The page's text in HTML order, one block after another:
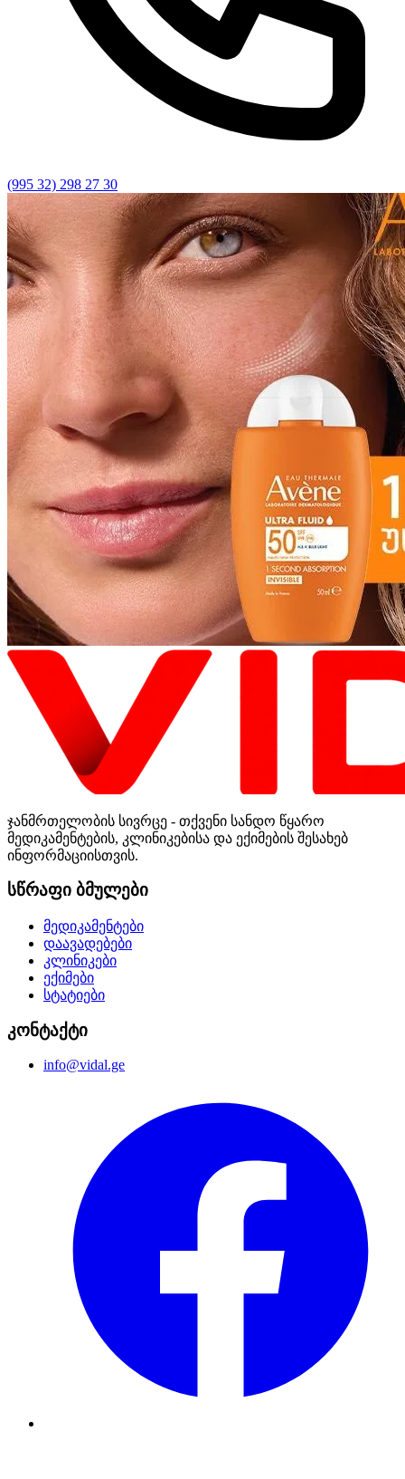
(995 32) 298 27 30
ჯანმრთელობის სივრცე - თქვენი სანდო წყარო
მედიკამენტების, კლინიკებისა და ექიმების შესახებ
ინფორმაციისთვის.
სწრაფი ბმულები
მედიკამენტები
დაავადებები
კლინიკები
ექიმები
სტატიები
კონტაქტი
info@vidal.ge